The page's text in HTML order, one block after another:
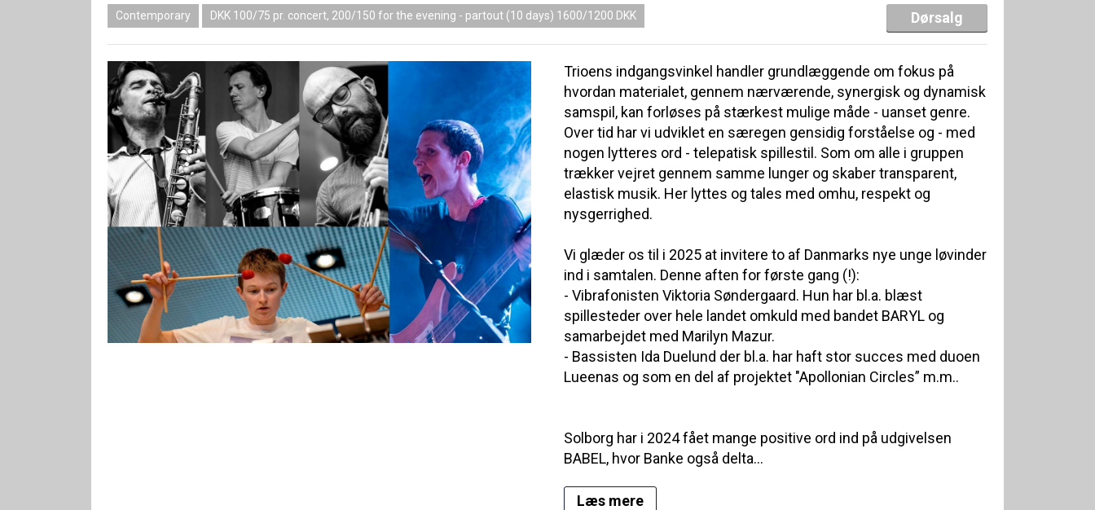
Contemporary DKK 100/75 pr. concert, 200/150 for the evening - partout (10 days) 1600/1200 DKK Dørsalg
Trioens indgangsvinkel handler grundlæggende om fokus på
hvordan materialet, gennem nærværende, synergisk og dynamisk
samspil, kan forløses på stærkest mulige måde - uanset genre.
Over tid har vi udviklet en særegen gensidig forståelse og - med
nogen lytteres ord - telepatisk spillestil. Som om alle i gruppen
trækker vejret gennem samme lunger og skaber transparent,
elastisk musik. Her lyttes og tales med omhu, respekt og
nysgerrighed.
Vi glæder os til i 2025 at invitere to af Danmarks nye unge løvinder
ind i samtalen. Denne aften for første gang (!):
- Vibrafonisten Viktoria Søndergaard. Hun har bl.a. blæst
spillesteder over hele landet omkuld med bandet BARYL og
samarbejdet med Marilyn Mazur.
- Bassisten Ida Duelund der bl.a. har haft stor succes med duoen
Lueenas og som en del af projektet "Apollonian Circles” m.m..
Solborg har i 2024 fået mange positive ord ind på udgivelsen
BABEL, hvor Banke også delta...
Læs mere